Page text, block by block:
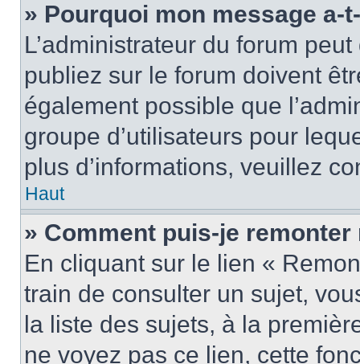
» Pourquoi mon message a-
L’administrateur du forum
publiez sur le forum doivent
également possible que
groupe d’utilisateurs pour
plus d’informations, veuillez
Haut
» Comment puis-je
En cliquant sur le lien «
train de consulter un sujet,
la liste des sujets, à la
ne voyez pas ce lien, cette